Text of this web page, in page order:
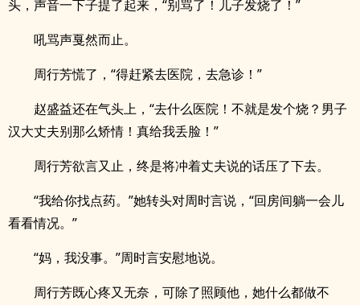
头，声音一下子提了起来，“别骂了！儿子发烧了！”
吼骂声戛然而止。
周行芳慌了，“得赶紧去医院，去急诊！”
赵盛益还在气头上，“去什么医院！不就是发个烧？男子
汉大丈夫别那么矫情！真给我丢脸！”
周行芳欲言又止，终是将冲着丈夫说的话压了下去。
“我给你找点药。”她转头对周时言说，“回房间躺一会儿
看看情况。”
“妈，我没事。”周时言安慰地说。
周行芳既心疼又无奈，可除了照顾他，她什么都做不